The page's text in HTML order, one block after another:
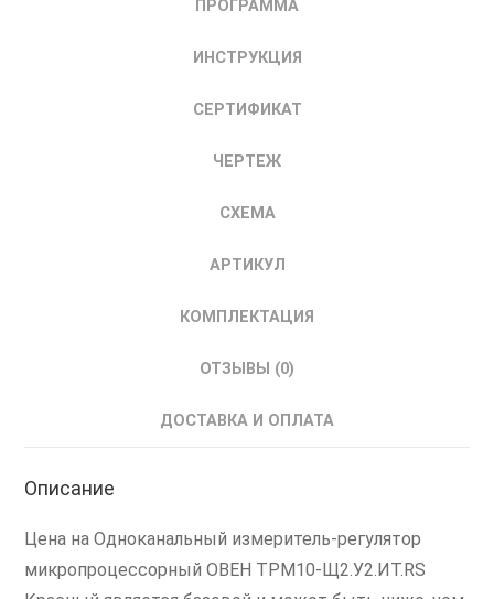
ПРОГРАММА
ИНСТРУКЦИЯ
СЕРТИФИКАТ
ЧЕРТЕЖ
СХЕМА
АРТИКУЛ
КОМПЛЕКТАЦИЯ
ОТЗЫВЫ (0)
ДОСТАВКА И ОПЛАТА
Описание
Цена на Одноканальный измеритель-регулятор
микропроцессорный ОВЕН ТРМ10-Щ2.У2.ИТ.RS